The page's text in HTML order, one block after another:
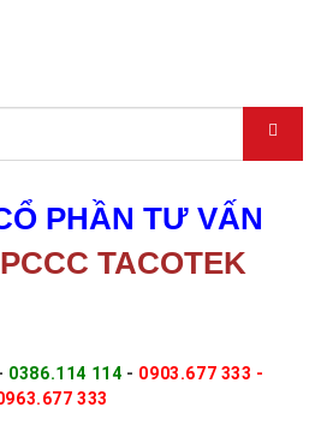
PHẦN TƯ VẤN
PCCC TACOTEK
0386.114 114 - 0903.677 333 -
333